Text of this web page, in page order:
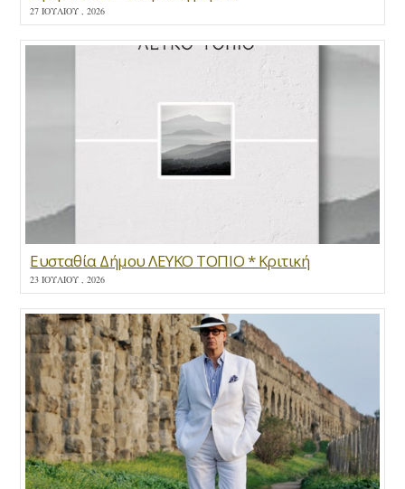
27 ΙΟΥΛΊΟΥ , 2026
Ευσταθία Δήμου ΛΕΥΚΟ ΤΟΠΙΟ * Κριτική
23 ΙΟΥΛΊΟΥ , 2026